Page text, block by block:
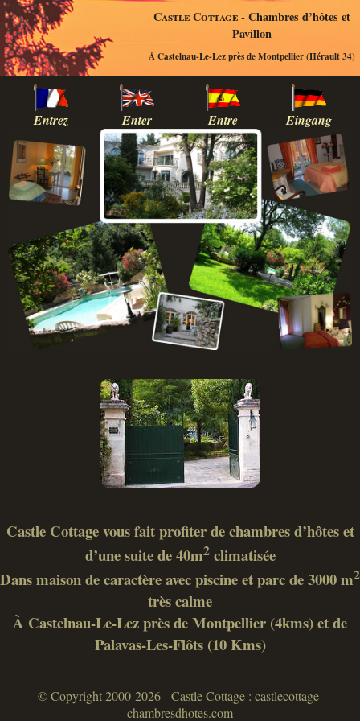
Castle Cottage- Chambres d’hôtes et
Pavillon
À Castelnau-Le-Lez près de Montpellier (Hérault 34)
Entrez Enter Entre Eingang
Castle Cottage vous fait profiter de chambres d’hôtes et
d’une suite de 40m2climatisée
Dans maison de caractère avec piscine et parc de 3000 m2
très calme
À Castelnau-Le-Lez près de Montpellier (4kms) et de
Palavas-Les-Flôts (10 Kms)
© Copyright 2000-2026 - Castle Cottage : castlecottage-
chambresdhotes.com